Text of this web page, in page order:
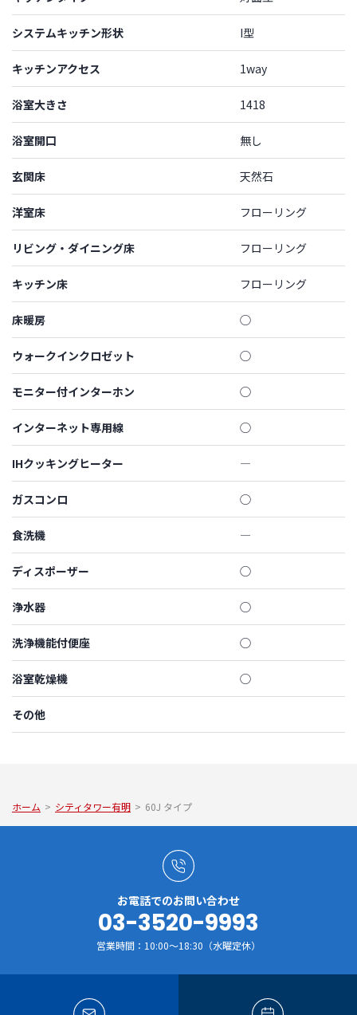
システムキッチン形状 I型
キッチンアクセス 1way
浴室大きさ 1418
浴室開口 無し
玄関床 天然石
洋室床 フローリング
リビング・ダイニング床 フローリング
キッチン床 フローリング
床暖房 ◯
ウォークインクロゼット ◯
モニター付インターホン ◯
インターネット専用線 ◯
IHクッキングヒーター ―
ガスコンロ ◯
食洗機 ―
ディスポーザー ◯
浄水器 ◯
洗浄機能付便座 ◯
浴室乾燥機 ◯
その他
ホーム > シティタワー有明 > 60J タイプ
お電話でのお問い合わせ
03-3520-9993
営業時間：10:00～18:30（水曜定休）